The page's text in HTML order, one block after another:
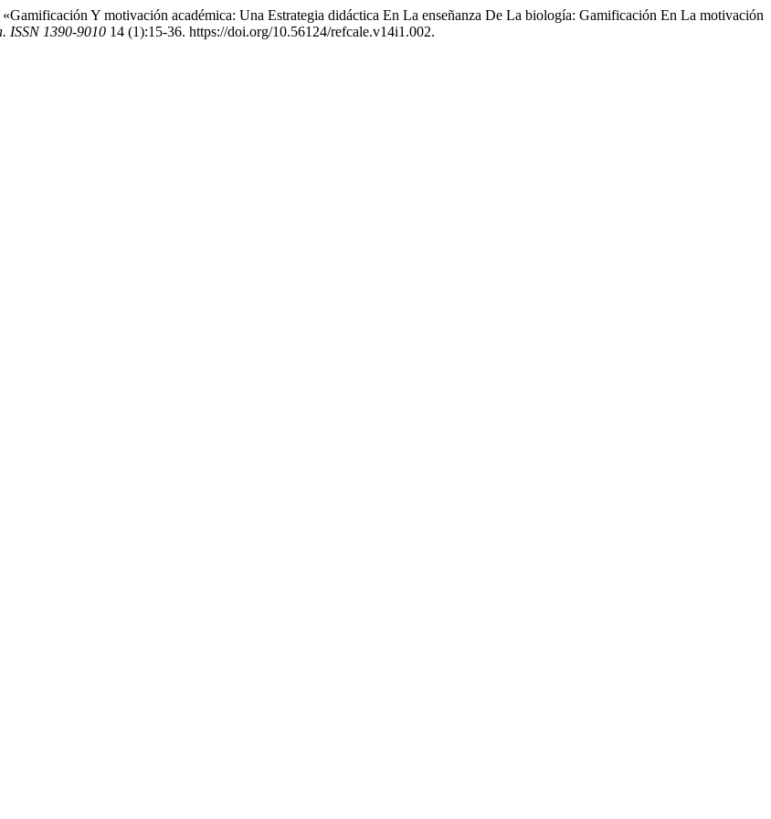
Y motivación académica: Una Estrategia didáctica En La enseñanza De La biología: Gamificación En La motivación
ISSN 1390-9010 14 (1):15-36. https://doi.org/10.56124/refcale.v14i1.002.